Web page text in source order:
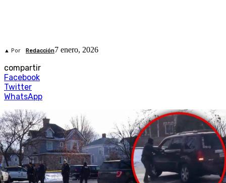
▲ Por Redacción7 enero, 2026
compartir
Facebook
Twitter
WhatsApp